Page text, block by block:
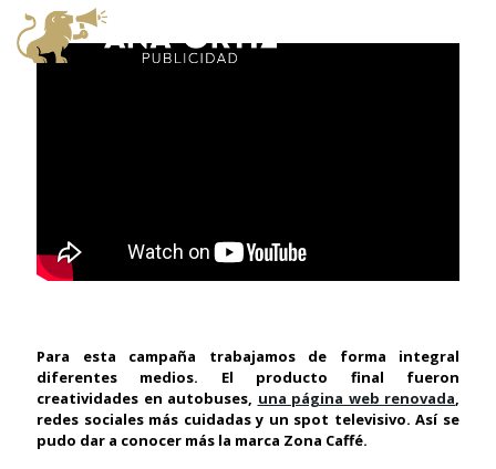
Para esta campaña trabajamos de forma integral
diferentes medios. El producto final fueron
creatividades en autobuses, una página web renovada,
redes sociales más cuidadas y un spot televisivo. Así se
pudo dar a conocer más la marca Zona Caffé.